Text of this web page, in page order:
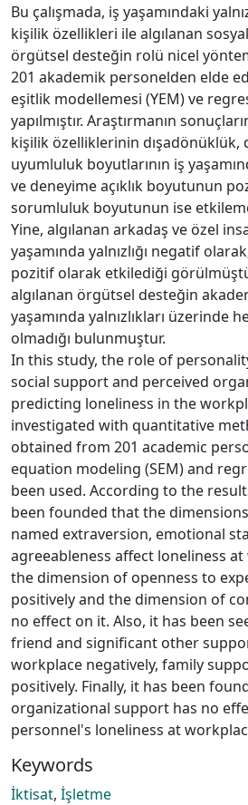
Bu çalışmada, iş yaşamındaki
kişilik özellikleri ile algılanan
örgütsel desteğin rolü nicel
201 akademik personelden elde
eşitlik modellemesi (YEM) ve
yapılmıştır. Araştırmanın
kişilik özelliklerinin dışadönüklük,
uyumluluk boyutlarının iş
ve deneyime açıklık boyutunun
sorumluluk boyutunun ise
Yine, algılanan arkadaş ve özel
yaşamında yalnızlığı negatif
pozitif olarak etkilediği
algılanan örgütsel desteğin
yaşamında yalnızlıkları üzerinde
olmadığı bulunmuştur.
In this study, the role of
social support and perceived
predicting loneliness in the
investigated with quantitative
obtained from 201 academic
equation modeling (SEM) and
been used. According to the
been founded that the
named extraversion, emotional
agreeableness affect loneliness
the dimension of openness to
positively and the dimension of
no effect on it. Also, it has been
friend and significant other
workplace negatively, family
positively. Finally, it has been
organizational support has no
personnel's loneliness at
Keywords
İktisat, İşletme